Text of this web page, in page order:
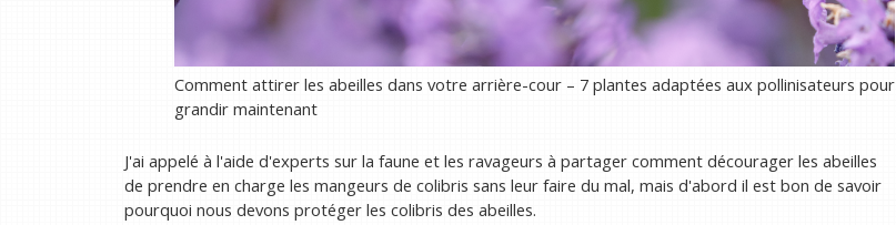
Comment attirer les abeilles dans votre arrière-cour – 7 plantes adaptées aux pollinisateurs pour
grandir maintenant
J'ai appelé à l'aide d'experts sur la faune et les ravageurs à partager comment décourager les abeilles
de prendre en charge les mangeurs de colibris sans leur faire du mal, mais d'abord il est bon de savoir
pourquoi nous devons protéger les colibris des abeilles.